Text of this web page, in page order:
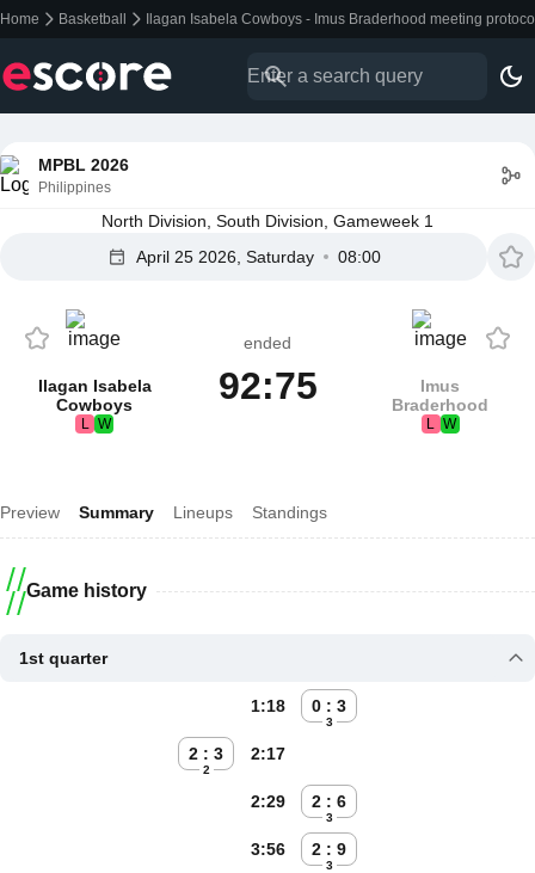
Home Basketball Ilagan Isabela Cowboys - Imus Braderhood meeting
MPBL 2026
Philippines
North Division, South Division, Gameweek 1
April 25 2026, Saturday
08:00
Ilagan Isabela
Cowboys
L W
ended
92:75
Imus
Braderhood
L W
Preview Summary Lineups Standings
Game history
1st quarter
0 : 3
3
1:18
2 : 3
2
2:17
2 : 6
3
2:29
2 : 9
3
3:56